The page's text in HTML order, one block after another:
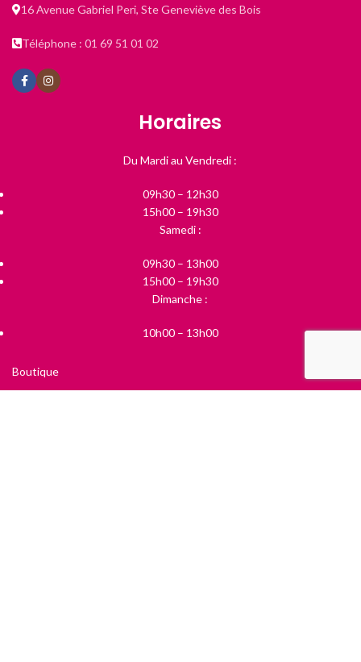
16 Avenue Gabriel Peri, Ste Geneviève des Bois
Téléphone : 01 69 51 01 02
Horaires
Du Mardi au Vendredi :
09h30 – 12h30
15h00 – 19h30
Samedi :
09h30 – 13h00
15h00 – 19h30
Dimanche :
10h00 – 13h00
Boutique